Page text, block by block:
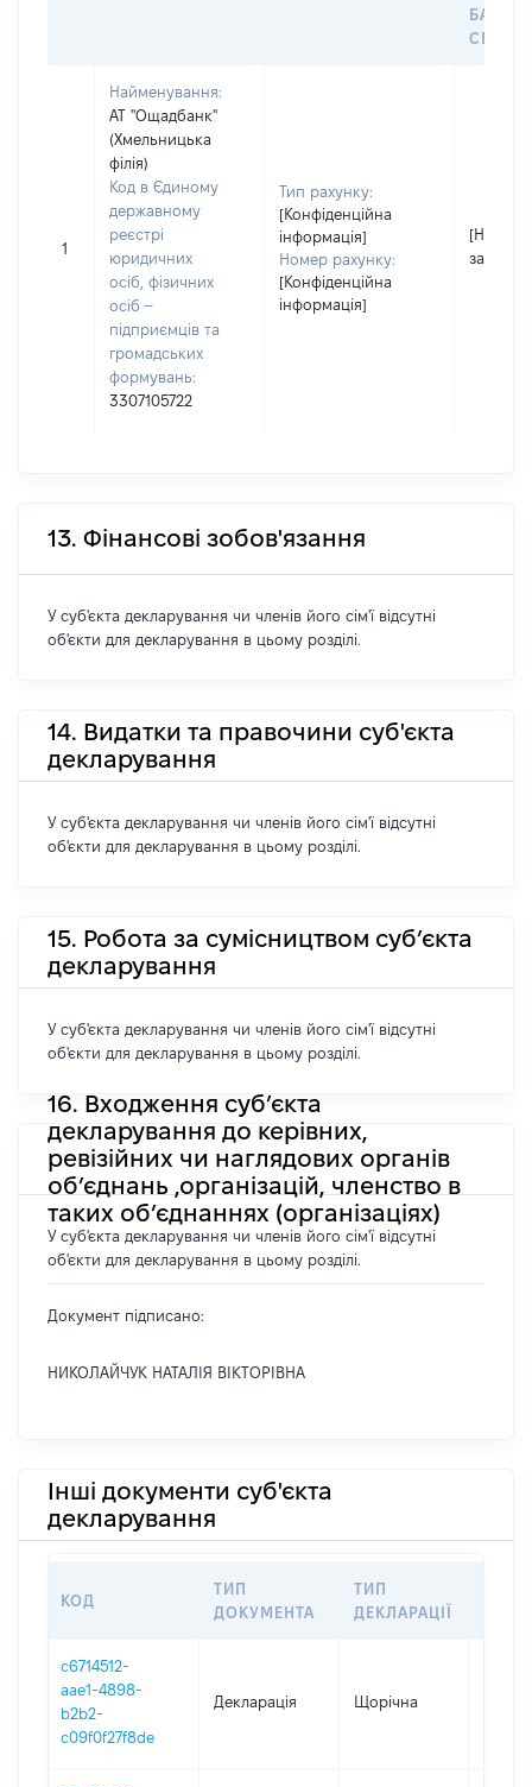
СЕЙФУ
1
Найменування:
АТ "Ощадбанк"
(Хмельницька
філія)
Код в Єдиному
державному
реєстрі
юридичних
осіб, фізичних
осіб –
підприємців та
громадських
формувань:
3307105722
Тип рахунку:
[Конфіденційна
інформація]
Номер рахунку:
[Конфіденційна
інформація]
[Не
13. Фінансові зобов'язання
У суб'єкта декларування чи членів його сім'ї відсутні
об'єкти для декларування в цьому розділі.
14. Видатки та правочини суб'єкта
декларування
У суб'єкта декларування чи членів його сім'ї відсутні
об'єкти для декларування в цьому розділі.
15. Робота за сумісництвом суб’єкта
декларування
У суб'єкта декларування чи членів його сім'ї відсутні
об'єкти для декларування в цьому розділі.
16. Входження суб’єкта
декларування до керівних,
ревізійних чи наглядових органів
об’єднань ,організацій, членство в
таких об’єднаннях (організаціях)
У суб'єкта декларування чи членів його сім'ї відсутні
об'єкти для декларування в цьому розділі.
Документ підписано:
НИКОЛАЙЧУК НАТАЛІЯ ВІКТОРІВНА
Інші документи суб'єкта
декларування
КОД
ТИП
ДОКУМЕНТА
ТИП
ДЕКЛАРАЦІЇ
c6714512-
aae1-4898-
b2b2-
c09f0f27f8de
Декларація Щорічна